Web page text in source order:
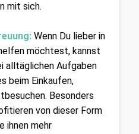
mit sich.
Wenn Du lieber in
möchtest, kannst
alltäglichen Aufgaben
beim Einkaufen,
Besonders
von dieser Form
ihnen mehr